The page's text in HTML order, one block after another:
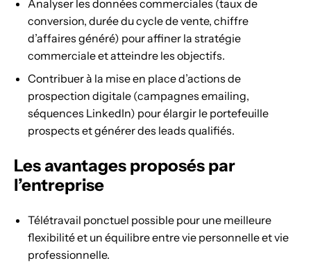
Analyser les données commerciales (taux de
conversion, durée du cycle de vente, chiffre
d’affaires généré) pour affiner la stratégie
commerciale et atteindre les objectifs.
Contribuer à la mise en place d’actions de
prospection digitale (campagnes emailing,
séquences LinkedIn) pour élargir le portefeuille
prospects et générer des leads qualifiés.
Les avantages proposés par
l’entreprise
Télétravail ponctuel possible pour une meilleure
flexibilité et un équilibre entre vie personnelle et vie
professionnelle.